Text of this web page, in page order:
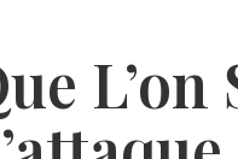
L’on